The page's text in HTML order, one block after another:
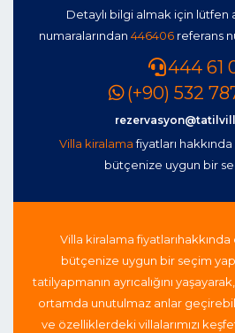
Detaylı bilgi almak için lütfen
numaralarından 446406referans
444 61
(+90) 532
Villa kiralamafiyatları
bütçenize uygun bir
Villa kiralama fiyatlarıhakkında
bütçenize uygun bir seçim
tatilyapmanın ayrıcalığını
ortamda unutulmaz anlar
ve özelliklerdeki villalarımızı